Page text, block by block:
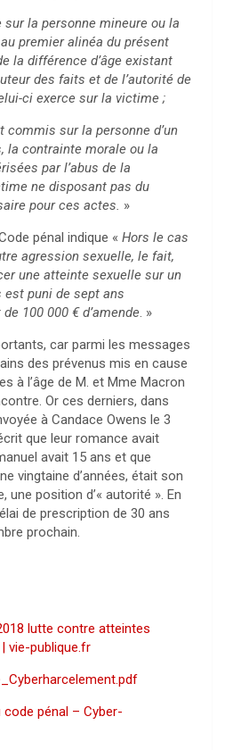
la personne mineure ou la
premier alinéa du présent
la différence d’âge existant
des faits et de l’autorité de
ci exerce sur la victime ;
sur la personne d’un
la contrainte morale ou la
par l’abus de la
ne disposant pas du
pour ces actes. »
pénal indique « Hors le cas
agression sexuelle, le fait,
une atteinte sexuelle sur un
est puni de sept ans
100 000 € d’amende. »
car parmi les messages
des prévenus mis en cause
à l’âge de M. et Mme Macron
Or ces derniers, dans
à Candace Owens le 3
que leur romance avait
avait 15 ans et que
vingtaine d’années, était son
une position d’« autorité ». En
de prescription de 30 ans
prochain.
lutte contre atteintes
vie-publique.fr
pénal – Cyber-